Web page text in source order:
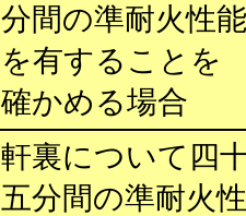
分間の準耐火性能
を有することを
確かめる場合
軒裏について四
五分間の準耐火性